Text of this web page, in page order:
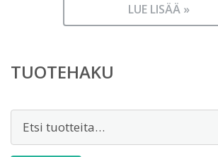
LUE LISÄÄ »
TUOTEHAKU
Etsi: